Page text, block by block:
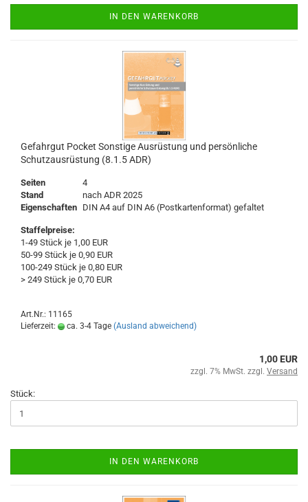
IN DEN WARENKORB
Gefahrgut Pocket Sonstige Ausrüstung und persönliche
Schutzausrüstung (8.1.5 ADR)
Seiten
4
Stand
nach ADR 2025
Eigenschaften DIN A4 auf DIN A6 (Postkartenformat) gefaltet
Staffelpreise:
1-49 Stück je 1,00 EUR
50-99 Stück je 0,90 EUR
100-249 Stück je 0,80 EUR
> 249 Stück je 0,70 EUR
Art.Nr.: 11165
Lieferzeit:
ca. 3-4 Tage (Ausland abweichend)
1,00 EUR
zzgl. 7% MwSt. zzgl. Versand
Stück:
IN DEN WARENKORB